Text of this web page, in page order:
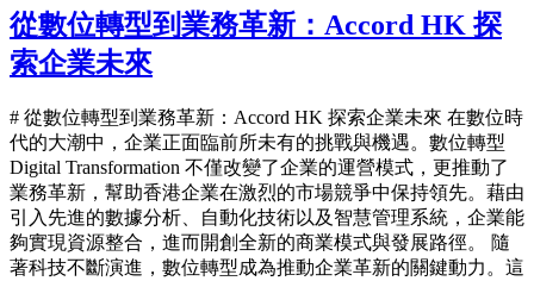
從數位轉型到業務革新：Accord HK 探
索企業未來
# 從數位轉型到業務革新：Accord HK 探索企業未來 在數位時
代的大潮中，企業正面臨前所未有的挑戰與機遇。數位轉型
Digital Transformation 不僅改變了企業的運營模式，更推動了
業務革新，幫助香港企業在激烈的市場競爭中保持領先。藉由
引入先進的數據分析、自動化技術以及智慧管理系統，企業能
夠實現資源整合，進而開創全新的商業模式與發展路徑。 隨
著科技不斷演進，數位轉型成為推動企業革新的關鍵動力。這